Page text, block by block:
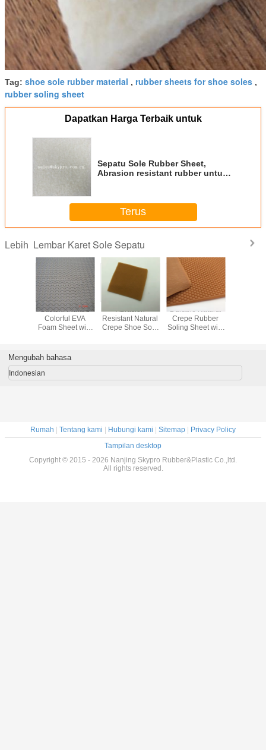
Tag: shoe sole rubber material , rubber sheets for shoe soles ,
rubber soling sheet
Dapatkan Harga Terbaik untuk
Sepatu Sole Rubber Sheet,
Abrasion resistant rubber untuk
Terus
Lebih Lembar Karet Sole Sepatu
40-
Durable Natural
Crepe Rubber
Soling Sheet with
Size and 75-80
Shore A Hardness
Grosir Pabrik
Sandal Selop EVA
Potongan Die
Karet Sol Sel
EVA multi-layer
dengan pola elips
anti-skid untuk
outsole
Mengubah bahasa
Indonesian
Rumah | Tentang kami | Hubungi kami | Sitemap | Privacy Policy
Tampilan desktop
Copyright © 2015 - 2026 Nanjing Skypro Rubber&Plastic Co.,ltd.
All rights reserved.